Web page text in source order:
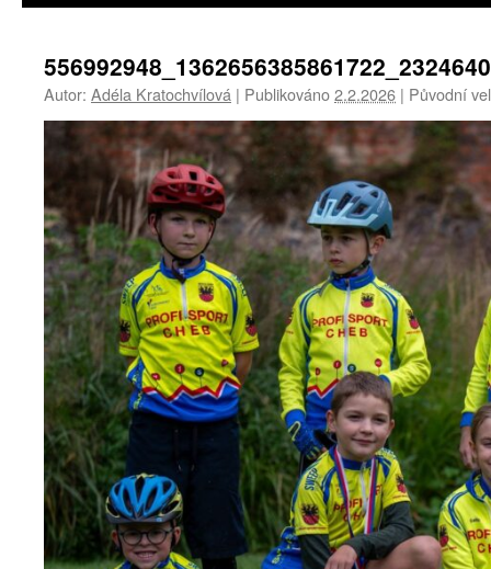
Autor: Adéla Kratochvílová | Publikováno2.2.2026 | Původní